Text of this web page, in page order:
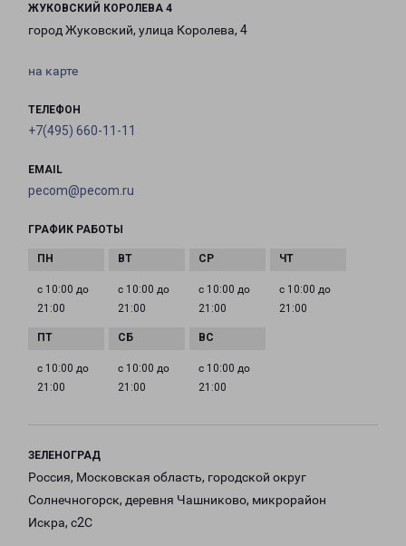
ЖУКОВСКИЙ КОРОЛЕВА 4
город Жуковский, улица Королева, 4
на карте
ТЕЛЕФОН
+7(495) 660-11-11
EMAIL
pecom@pecom.ru
ГРАФИК РАБОТЫ
с 10:00 до
21:00
с 10:00 до
21:00
с 10:00 до
21:00
с 10:00 до
21:00
с 10:00 до
21:00
с 10:00 до
21:00
с 10:00 до
21:00
ЗЕЛЕНОГРАД
Россия, Московская область, городской округ
Солнечногорск, деревня Чашниково, микрорайон
Искра, с2С